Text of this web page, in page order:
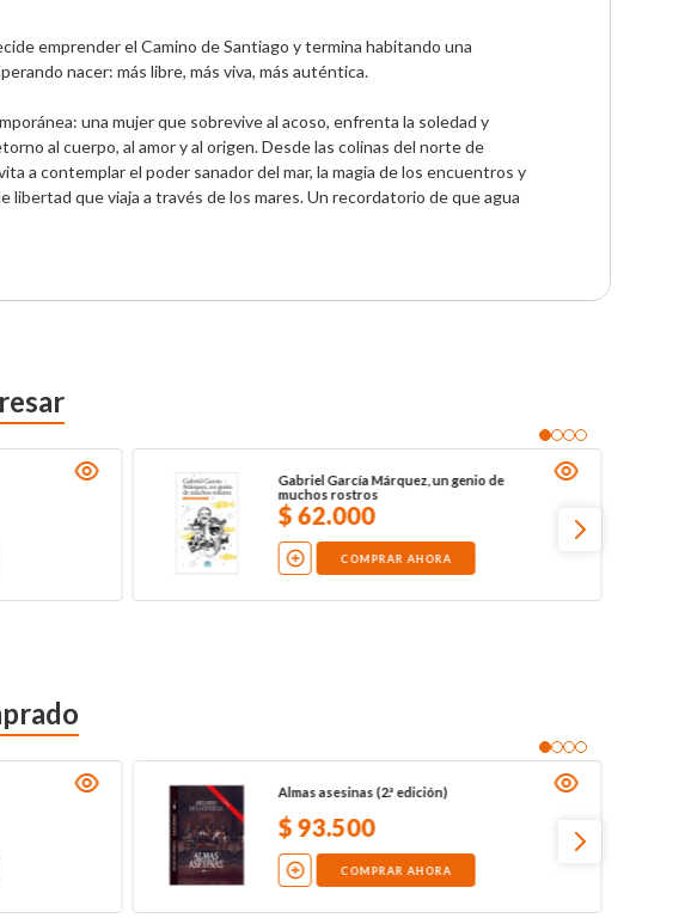
emprender el Camino de Santiago y termina habitando una
nacer: más libre, más viva, más auténtica.
una mujer que sobrevive al acoso, enfrenta la soledad y
al cuerpo, al amor y al origen. Desde las colinas del norte de
a contemplar el poder sanador del mar, la magia de los encuentros y
que viaja a través de los mares. Un recordatorio de que agua
Gabriel García Márquez, un genio de
muchos rostros
$62.000
COMPRAR AHORA
Almas asesinas (2.ª edición)
$93.500
COMPRAR AHORA